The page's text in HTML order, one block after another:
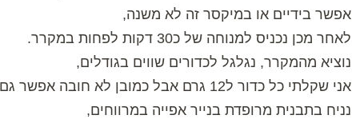
אפשר בידיים או במיקסר זה לא משנה,
לאחר מכן נכניס למנוחה של כ30 דקות לפחות במקרר.
נוציא מהמקרר, נגלגל לכדורים שווים בגודלים,
אני שקלתי כל כדור ל12 גרם אבל כמובן לא חובה אפשר גם לפי העין.
נניח בתבנית מרופדת בנייר אפייה במרווחים,